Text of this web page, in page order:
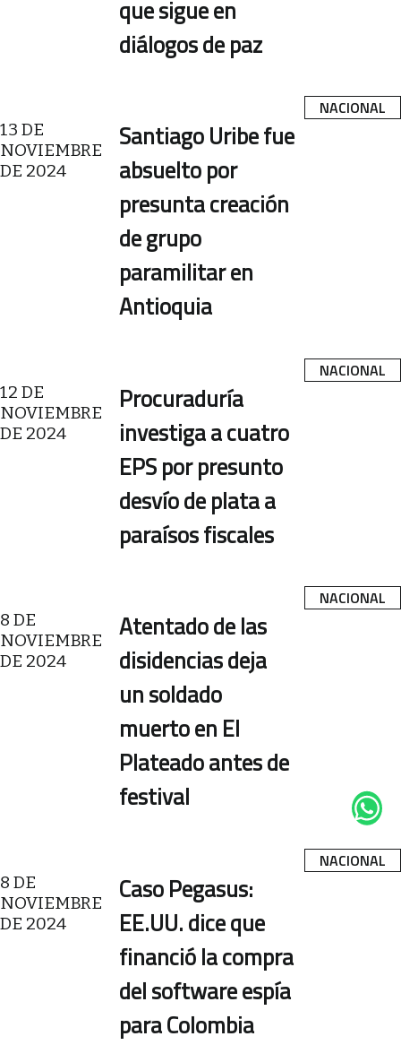
NACIONAL
que sigue en
diálogos de paz
NACIONAL
13 DE
NOVIEMBRE
DE 2024
Santiago Uribe fue
absuelto por
presunta creación
de grupo
paramilitar en
Antioquia
NACIONAL
12 DE
NOVIEMBRE
DE 2024
Procuraduría
investiga a cuatro
EPS por presunto
desvío de plata a
paraísos fiscales
NACIONAL
8 DE
NOVIEMBRE
DE 2024
Atentado de las
disidencias deja
un soldado
muerto en El
Plateado antes de
festival
8 DE
NOVIEMBRE
DE 2024
Caso Pegasus:
EE.UU. dice que
financió la compra
del software espía
para Colombia